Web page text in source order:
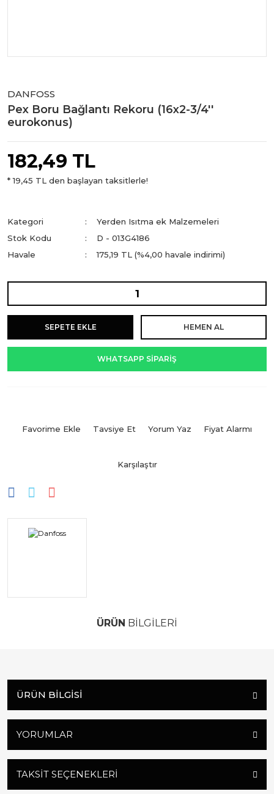
DANFOSS
Pex Boru Bağlantı Rekoru (16x2-3/4''
eurokonus)
182,49 TL
* 19,45 TL den başlayan taksitlerle!
Kategori
Yerden Isıtma ek Malzemeleri
Stok Kodu
D - 013G4186
Havale
175,19 TL (%4,00 havale indirimi)
SEPETE EKLE HEMEN AL
WHATSAPP SİPARİŞ
Tavsiye Et Yorum Yaz Fiyat Alarmı
Karşılaştır
ÜRÜN BİLGİLERİ
ÜRÜN BILGISI
YORUMLAR
TAKSIT SEÇENEKLERI